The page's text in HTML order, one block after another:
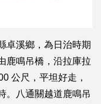
卓溪鄉，為日治時期
鹿鳴吊橋，沿拉庫拉
公尺，平坦好走，
。八通關越道鹿鳴吊